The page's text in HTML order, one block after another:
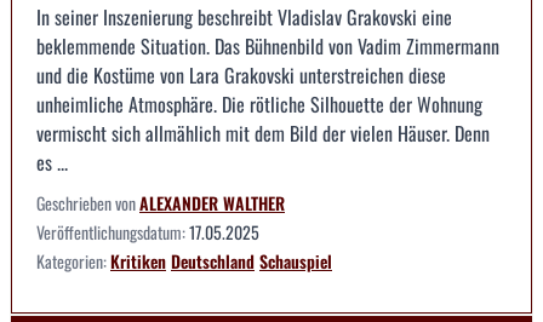
In seiner Inszenierung beschreibt Vladislav Grakovski eine
beklemmende Situation. Das Bühnenbild von Vadim Zimmermann
und die Kostüme von Lara Grakovski unterstreichen diese
unheimliche Atmosphäre. Die rötliche Silhouette der Wohnung
vermischt sich allmählich mit dem Bild der vielen Häuser. Denn
es ...
Geschrieben vonALEXANDER WALTHER
Veröffentlichungsdatum:17.05.2025
Kategorien:KritikenDeutschlandSchauspiel